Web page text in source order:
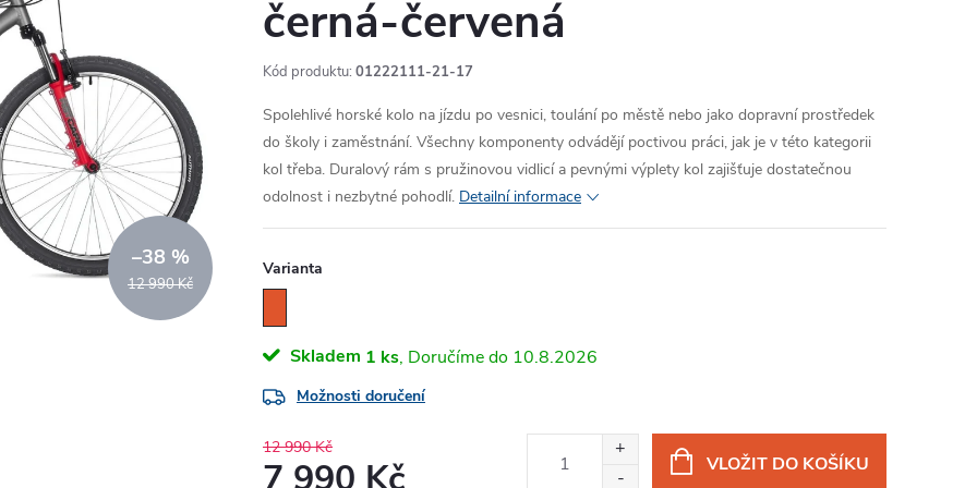
12 990 Kč
–38 %
černá-červená
Kód produktu: 01222111-21-17
Spolehlivé horské kolo na jízdu po vesnici, toulání po městě nebo jako dopravní prostředek
do školy i zaměstnání. Všechny komponenty odvádějí poctivou práci, jak je v této kategorii
kol třeba. Duralový rám s pružinovou vidlicí a pevnými výplety kol zajišťuje dostatečnou
odolnost i nezbytné pohodlí. Detailní informace
Varianta
Skladem 1 ks 10.8.2026
Možnosti doručení
12 990 Kč
VLOŽIT DO KOŠÍKU